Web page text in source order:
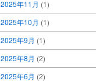
2025年11月 (1)
2025年10月 (1)
2025年9月 (1)
2025年8月 (2)
2025年6月 (2)